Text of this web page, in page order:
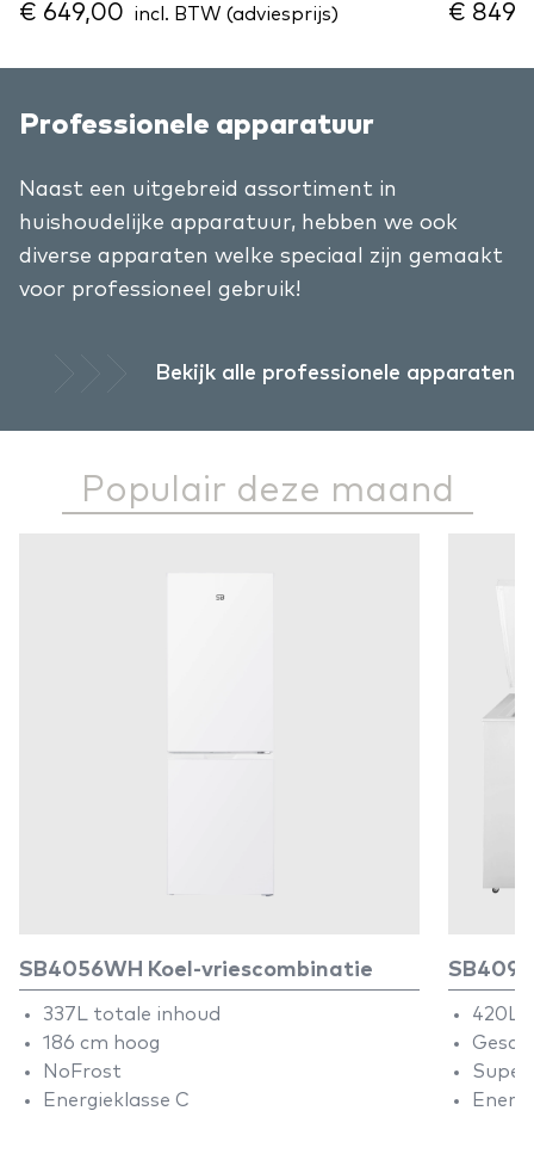
€ 649,00 incl. BTW (adviesprijs) €
Professionele apparatuur
Naast een uitgebreid assortiment in
huishoudelijke apparatuur, hebben we ook
diverse apparaten welke speciaal zijn gemaakt
voor professioneel gebruik!
Bekijk alle professionele apparaten
Populair deze maand
SB4056WH Koel-vriescombinatie
337L totale inhoud
186 cm hoog
NoFrost
Energieklasse C
420L